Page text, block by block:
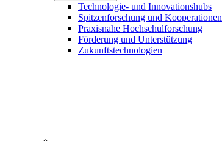
Technologie- und Innovationshubs
Spitzenforschung und Kooperationen
Praxisnahe Hochschulforschung
Förderung und Unterstützung
Zukunftstechnologien